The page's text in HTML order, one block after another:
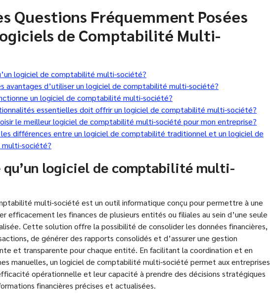
Questions Fréquemment Posées
de Comptabilité Multi-
logiciel de comptabilité multi-société?
avantages d’utiliser un logiciel de comptabilité multi-société?
un logiciel de comptabilité multi-société?
essentielles doit offrir un logiciel de comptabilité multi-société?
le meilleur logiciel de comptabilité multi-société pour mon entreprise?
différences entre un logiciel de comptabilité traditionnel et un logiciel de
société?
qu’un logiciel de comptabilité multi-
multi-société est un outil informatique conçu pour permettre à une
efficacement les finances de plusieurs entités ou filiales au sein d’une seule
Cette solution offre la possibilité de consolider les données financières,
de générer des rapports consolidés et d’assurer une gestion
et transparente pour chaque entité. En facilitant la coordination et en
manuelles, un logiciel de comptabilité multi-société permet aux entreprises
opérationnelle et leur capacité à prendre des décisions stratégiques
financières précises et actualisées.